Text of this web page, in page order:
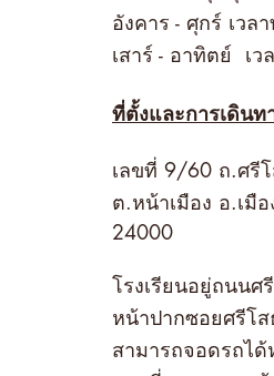
อังคาร - ศุกร์ เวล
เสาร์ - อาทิตย์ เ
ที่ตั้งและการเดินท
เลขที่ 9/60 ถ.ศรี
ต.หน้าเมือง อ.เมือ
24000
โรงเรียนอยู่ถนนศ
หน้าปากซอยศรีโ
สามารถจอดรถได้